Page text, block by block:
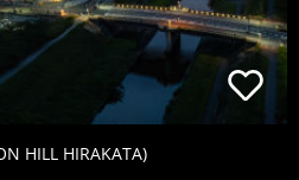
HILL HIRAKATA)